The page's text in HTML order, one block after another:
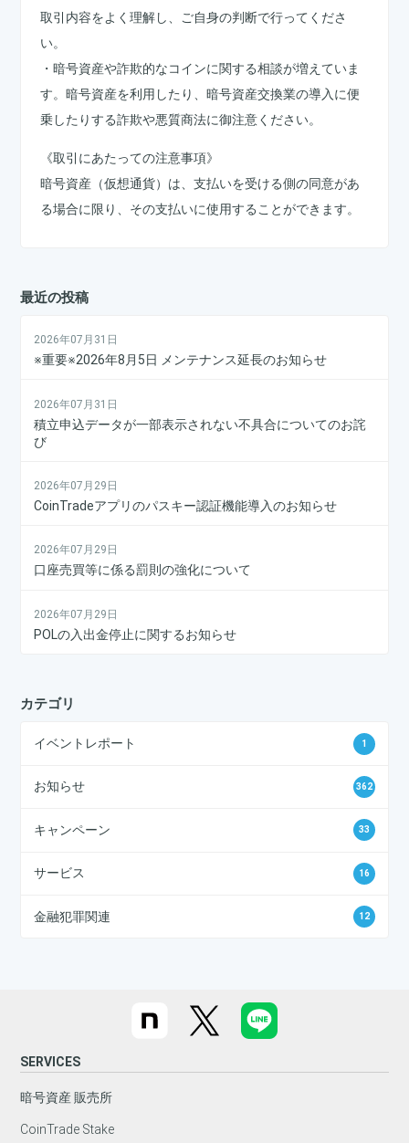
取引内容をよく理解し、ご自身の判断で行ってくださ
い。
・暗号資産や詐欺的なコインに関する相談が増えていま
す。暗号資産を利用したり、暗号資産交換業の導入に便
乗したりする詐欺や悪質商法に御注意ください。
《取引にあたっての注意事項》
暗号資産（仮想通貨）は、支払いを受ける側の同意があ
る場合に限り、その支払いに使用することができます。
最近の投稿
2026年07月31日
※重要※2026年8月5日 メンテナンス延長のお知らせ
2026年07月31日
積立申込データが一部表示されない不具合についてのお詫
び
2026年07月29日
CoinTradeアプリのパスキー認証機能導入のお知らせ
2026年07月29日
口座売買等に係る罰則の強化について
2026年07月29日
POLの入出金停止に関するお知らせ
カテゴリ
イベントレポート 1
お知らせ 362
キャンペーン 33
サービス 16
金融犯罪関連 12
SERVICES
暗号資産 販売所
CoinTrade Stake